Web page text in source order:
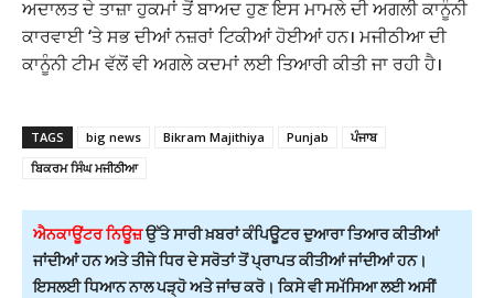
ਅਦਾਲਤ ਦੇ ਤਾਜ਼ਾ ਹੁਕਮਾਂ ਤੋਂ ਬਾਅਦ ਹੁਣ ਇਸ ਮਾਮਲੇ ਦੀ ਅਗਲੀ ਕਾਨੂੰਨੀ
ਕਾਰਵਾਈ ‘ਤੇ ਸਭ ਦੀਆਂ ਨਜ਼ਰਾਂ ਟਿਕੀਆਂ ਹੋਈਆਂ ਹਨ। ਮਜੀਠੀਆ ਦੀ
ਕਾਨੂੰਨੀ ਟੀਮ ਵੱਲੋਂ ਵੀ ਅਗਲੇ ਕਦਮਾਂ ਲਈ ਤਿਆਰੀ ਕੀਤੀ ਜਾ ਰਹੀ ਹੈ।
TAGS big news Bikram Majithiya Punjab
ਪੰਜਾਬ
ਬਿਕਰਮ ਸਿੰਘ ਮਜੀਠੀਆ
ਐਨਕਾਊਂਟਰ ਨਿਊਜ਼ਉੱਤੇ ਸਾਰੀ ਖ਼ਬਰਾਂ ਕੰਪਿਊਟਰ ਦੁਆਰਾ ਤਿਆਰ ਕੀਤੀਆਂ
ਜਾਂਦੀਆਂ ਹਨ ਅਤੇ ਤੀਜੇ ਧਿਰ ਦੇ ਸਰੋਤਾਂ ਤੋਂ ਪ੍ਰਾਪਤ ਕੀਤੀਆਂ ਜਾਂਦੀਆਂ ਹਨ।
ਇਸਲਈ ਧਿਆਨ ਨਾਲ ਪੜ੍ਹੋ ਅਤੇ ਜਾਂਚ ਕਰੋ। ਕਿਸੇ ਵੀ ਸਮੱਸਿਆ ਲਈ ਅਸੀਂ